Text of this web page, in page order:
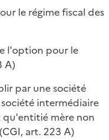
le régime fiscal des
l'option pour le
A)
par une société
intermédiaire
mère non
art. 223 A)